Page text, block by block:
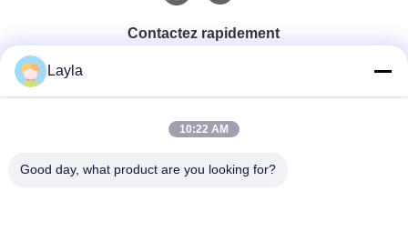
Contactez rapidement
0086-18688885859
Email
Layla
10:22 AM
Good day, what product are you looking for?